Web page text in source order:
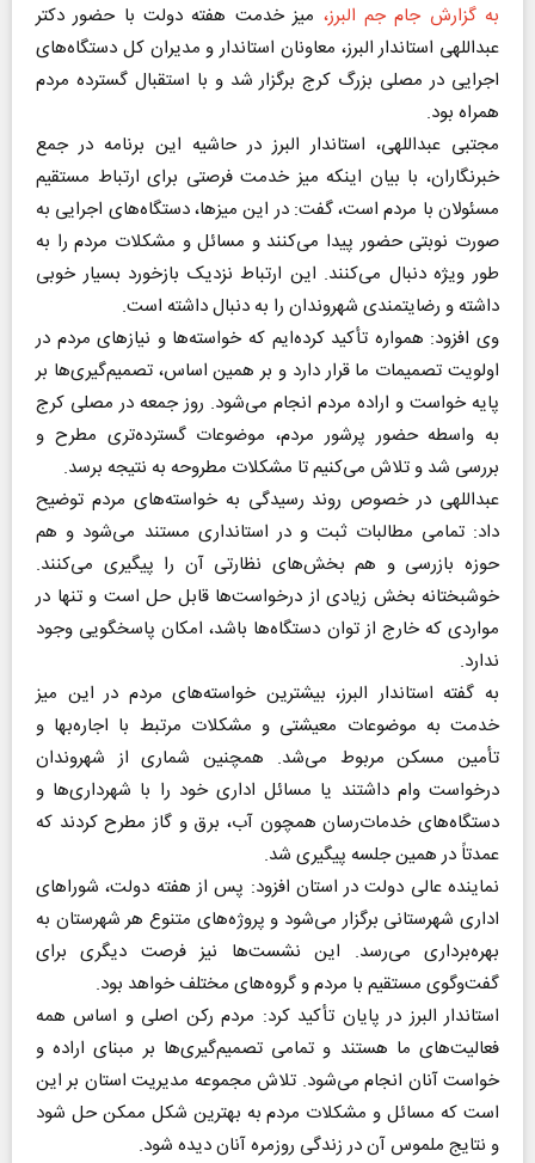
به گزارش جام جم البرز، میز خدمت هفته دولت با حضور دکتر
عبداللهی استاندار البرز، معاونان استاندار و مدیران کل دستگاه‌های
اجرایی در مصلی بزرگ کرج برگزار شد و با استقبال گسترده مردم
همراه بود.
مجتبی عبداللهی، استاندار البرز در حاشیه این برنامه در جمع
خبرنگاران، با بیان اینکه میز خدمت فرصتی برای ارتباط مستقیم
مسئولان با مردم است، گفت: در این میزها، دستگاه‌های اجرایی به
صورت نوبتی حضور پیدا می‌کنند و مسائل و مشکلات مردم را به
طور ویژه دنبال می‌کنند. این ارتباط نزدیک بازخورد بسیار خوبی
داشته و رضایتمندی شهروندان را به دنبال داشته است.
وی افزود: همواره تأکید کرده‌ایم که خواسته‌ها و نیاز‌های مردم در
اولویت تصمیمات ما قرار دارد و بر همین اساس، تصمیم‌گیری‌ها بر
پایه خواست و اراده مردم انجام می‌شود. روز جمعه در مصلی کرج
به واسطه حضور پرشور مردم، موضوعات گسترده‌تری مطرح و
بررسی شد و تلاش می‌کنیم تا مشکلات مطروحه به نتیجه برسد.
عبداللهی در خصوص روند رسیدگی به خواسته‌های مردم توضیح
داد: تمامی مطالبات ثبت و در استانداری مستند می‌شود و هم
حوزه بازرسی و هم بخش‌های نظارتی آن را پیگیری می‌کنند.
خوشبختانه بخش زیادی از درخواست‌ها قابل حل است و تنها در
مواردی که خارج از توان دستگاه‌ها باشد، امکان پاسخگویی وجود
ندارد.
به گفته استاندار البرز، بیشترین خواسته‌های مردم در این میز
خدمت به موضوعات معیشتی و مشکلات مرتبط با اجاره‌بها و
تأمین مسکن مربوط می‌شد. همچنین شماری از شهروندان
درخواست وام داشتند یا مسائل اداری خود را با شهرداری‌ها و
دستگاه‌های خدمات‌رسان همچون آب، برق و گاز مطرح کردند که
عمدتاً در همین جلسه پیگیری شد.
نماینده عالی دولت در استان افزود: پس از هفته دولت، شورا‌های
اداری شهرستانی برگزار می‌شود و پروژه‌های متنوع هر شهرستان به
بهره‌برداری می‌رسد. این نشست‌ها نیز فرصت دیگری برای
گفت‌وگوی مستقیم با مردم و گروه‌های مختلف خواهد بود.
استاندار البرز در پایان تأکید کرد: مردم رکن اصلی و اساس همه
فعالیت‌های ما هستند و تمامی تصمیم‌گیری‌ها بر مبنای اراده و
خواست آنان انجام می‌شود. تلاش مجموعه مدیریت استان بر این
است که مسائل و مشکلات مردم به بهترین شکل ممکن حل شود
و نتایج ملموس آن در زندگی روزمره آنان دیده شود.